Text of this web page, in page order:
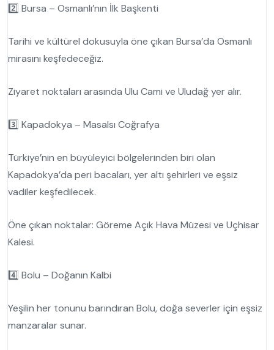
2️⃣ Bursa – Osmanlı’nın İlk Başkenti
Tarihi ve kültürel dokusuyla öne çıkan Bursa’da Osmanlı
mirasını keşfedeceğiz.
Ziyaret noktaları arasında Ulu Cami ve Uludağ yer alır.
3️⃣ Kapadokya – Masalsı Coğrafya
Türkiye’nin en büyüleyici bölgelerinden biri olan
Kapadokya’da peri bacaları, yer altı şehirleri ve eşsiz
vadiler keşfedilecek.
Öne çıkan noktalar: Göreme Açık Hava Müzesi ve Uçhisar
Kalesi.
4️⃣ Bolu – Doğanın Kalbi
Yeşilin her tonunu barındıran Bolu, doğa severler için eşsiz
manzaralar sunar.